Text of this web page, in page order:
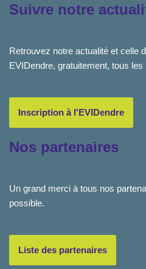
Suivre notre
Retrouvez notre actualité et celle
EVIDendre, gratuitement, tous les
Inscription à l'EVIDendre
Nos partenaires
Un grand merci à tous nos
possible.
Liste des partenaires